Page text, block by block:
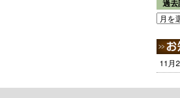
過去
11月